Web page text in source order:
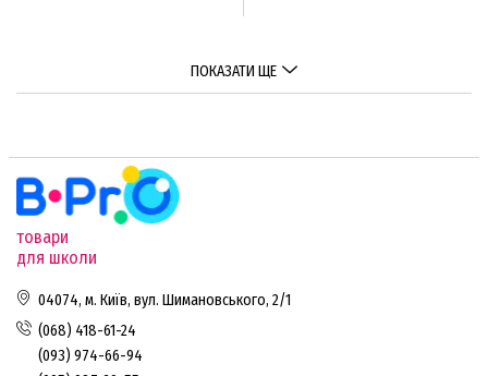
ПОКАЗАТИ ЩЕ
товари
для школи
04074, м. Київ, вул. Шимановського, 2/1
(068) 418-61-24
(093) 974-66-94